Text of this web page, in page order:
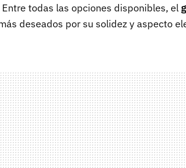
todas las opciones disponibles, el
deseados por su solidez y aspecto